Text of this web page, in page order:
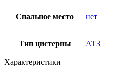
Спальное место нет
Тип цистерны АТЗ
Характеристики